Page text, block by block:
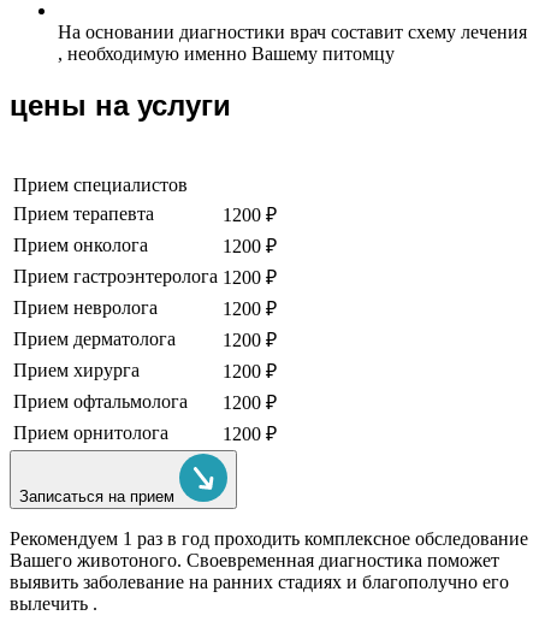
На основании диагностики врач составит схему лечения
, необходимую именно Вашему питомцу
цены на услуги
Прием специалистов
Прием терапевта
1200 ₽
Прием онколога
1200 ₽
Прием гастроэнтеролога 1200 ₽
Прием невролога
1200 ₽
Прием дерматолога
1200 ₽
Прием хирурга
1200 ₽
Прием офтальмолога
1200 ₽
Прием орнитолога
1200 ₽
Записаться на прием
Рекомендуем 1 раз в год проходить комплексное обследование
Вашего животоного. Своевременная диагностика поможет
выявить заболевание на ранних стадиях и благополучно его
вылечить .